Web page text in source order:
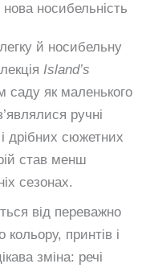
носибельність
й носибельну
Island’s
саду як маленького
ручні
дрібних сюжетних
став менш
сезонах.
від переважно
кольору, принтів і
зміна: речі